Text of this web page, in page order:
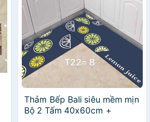
Thảm Bếp Bali siêu mềm mịn
Bộ 2 Tấm 40x60cm +